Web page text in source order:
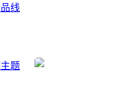
线
题